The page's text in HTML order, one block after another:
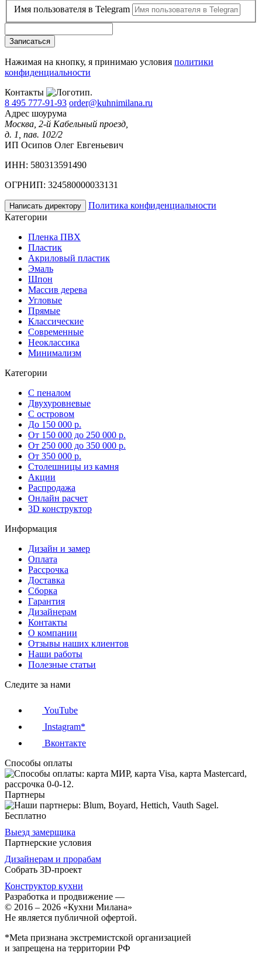
Имя пользователя в Telegram
Записаться
Нажимая на кнопку, я принимаю условия политики
конфиденциальности
Контакты
8 495 777-91-93 order@kuhnimilana.ru
Адрес шоурума
Москва, 2-й Кабельный проезд,
д. 1, пав. 102/2
ИП Осипов Олег Евгеньевич
ИНН: 580313591490
ОГРНИП: 324580000033131
Написать директору
Политика конфиденциальности
Категории
Пленка ПВХ
Пластик
Акриловый пластик
Эмаль
Шпон
Массив дерева
Угловые
Прямые
Классические
Современные
Неоклассика
Минимализм
Категории
С пеналом
Двухуровневые
С островом
До 150 000 р.
От 150 000 до 250 000 р.
От 250 000 до 350 000 р.
От 350 000 р.
Столешницы из камня
Акции
Распродажа
Онлайн расчет
3D конструктор
Информация
Дизайн и замер
Оплата
Рассрочка
Доставка
Сборка
Гарантия
Дизайнерам
Контакты
О компании
Отзывы наших клиентов
Наши работы
Полезные статьи
Следите за нами
YouTube
Instagram*
Вконтакте
Способы оплаты
Партнеры
Бесплатно
Выезд замерщика
Партнерские условия
Дизайнерам и прорабам
Собрать 3D-проект
Конструктор кухни
Разработка и продвижение —
© 2016 – 2026 «Кухни Милана»
Не является публичной офертой.
*Meta признана экстремистской организацией
и запрещена на территории РФ